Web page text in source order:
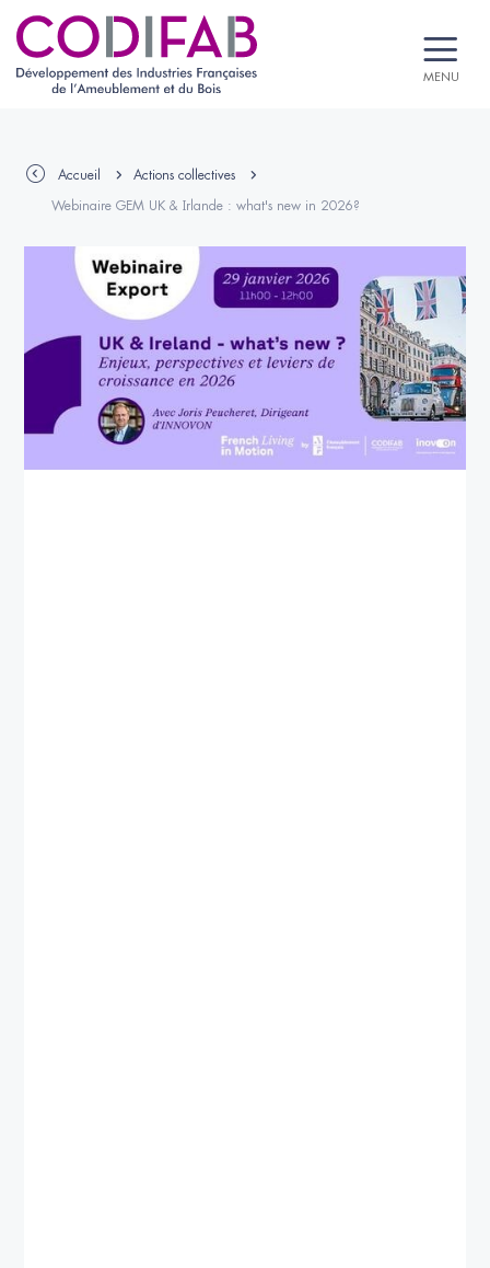
MENU
Accueil Actions collectives
Webinaire GEM UK & Irlande : what's new in 2026?